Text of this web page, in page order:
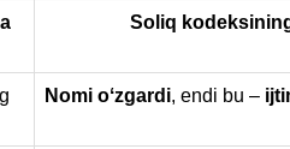
Soliq
Nomi oʻzgardi, endi bu –